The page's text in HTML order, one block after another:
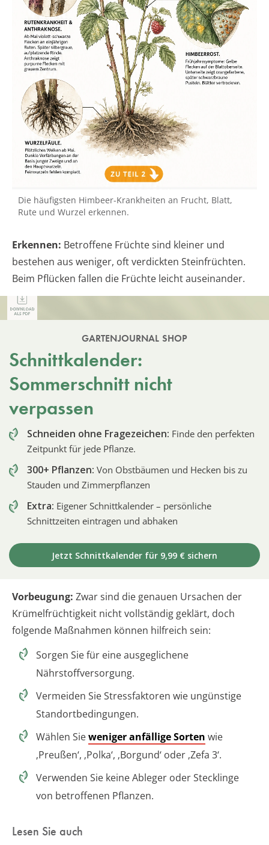
Die häufigsten Himbeer-Krankheiten an Frucht, Blatt,
Rute und Wurzel erkennen.
Erkennen: Betroffene Früchte sind kleiner und
bestehen aus weniger, oft verdickten Steinfrüchten.
Beim Pflücken fallen die Früchte leicht auseinander.
GARTENJOURNAL SHOP
Schnittkalender:
Sommerschnitt nicht
verpassen
Schneiden ohne Fragezeichen: Finde den perfekten
Zeitpunkt für jede Pflanze.
300+ Pflanzen: Von Obstbäumen und Hecken bis zu
Stauden und Zimmerpflanzen
Extra: Eigener Schnittkalender – persönliche
Schnittzeiten eintragen und abhaken
Jetzt Schnittkalender für 9,99 € sichern
Vorbeugung: Zwar sind die genauen Ursachen der
Krümelfrüchtigkeit nicht vollständig geklärt, doch
folgende Maßnahmen können hilfreich sein:
Sorgen Sie für eine ausgeglichene
Nährstoffversorgung.
Vermeiden Sie Stressfaktoren wie ungünstige
Standortbedingungen.
Wählen Sieweniger anfällige Sorten wie
‚Preußen‘, ‚Polka‘, ‚Borgund‘ oder ‚Zefa 3‘.
Verwenden Sie keine Ableger oder Stecklinge
von betroffenen Pflanzen.
Lesen Sie auch